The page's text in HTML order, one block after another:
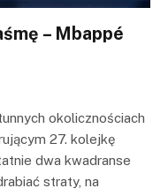
– Mbappé
okolicznościach
27. kolejkę
dwa kwadranse
straty, na